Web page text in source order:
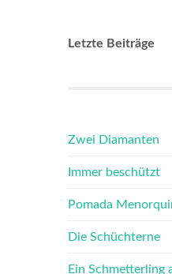
Letzte Beiträge
Zwei Diamanten
Immer beschützt
Pomada
Die Schüchterne
Ein Schmetterling